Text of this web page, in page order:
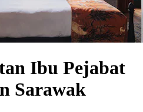
Ibu Pejabat
Sarawak